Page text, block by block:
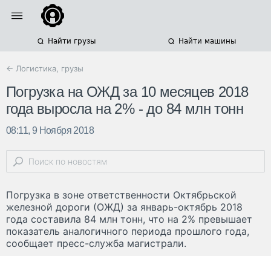
Найти грузы Найти машины
← Логистика, грузы
Погрузка на ОЖД за 10 месяцев 2018
года выросла на 2% - до 84 млн тонн
08:11, 9 Ноября 2018
Погрузка в зоне ответственности Октябрьской
железной дороги (ОЖД) за январь-октябрь 2018
года составила 84 млн тонн, что на 2% превышает
показатель аналогичного периода прошлого года,
сообщает пресс-служба магистрали.